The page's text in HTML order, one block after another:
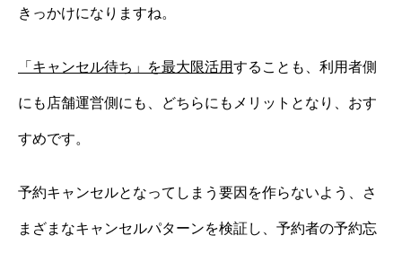
きっかけになりますね。
「キャンセル待ち」を最大限活用することも、利用者側
にも店舗運営側にも、どちらにもメリットとなり、おす
すめです。
予約キャンセルとなってしまう要因を作らないよう、さ
まざまなキャンセルパターンを検証し、予約者の予約忘